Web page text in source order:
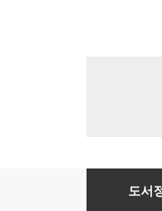
월사금 - 강
도서